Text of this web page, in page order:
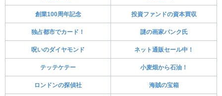
創業100周年記念 投資ファンドの資本買収
独占都市でカード！ 謎の画家パンク氏
呪いのダイヤモンド ネット通販セール中！
テッテケテー 小麦畑から石油！
ロンドンの探偵社 海賊の宝箱